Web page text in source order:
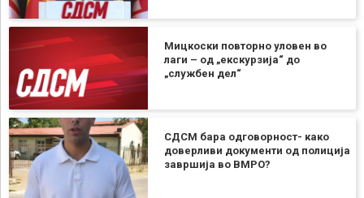
Мицкоски повторно уловен во
лаги – од „екскурзија“ до
„службен дел“
СДСМ бара одговорност- како
доверливи документи од полиција
завршија во ВМРО?